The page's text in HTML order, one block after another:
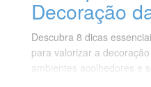
Decoração
Descubra 8 dicas
para valorizar a
ambientes acolhedores e